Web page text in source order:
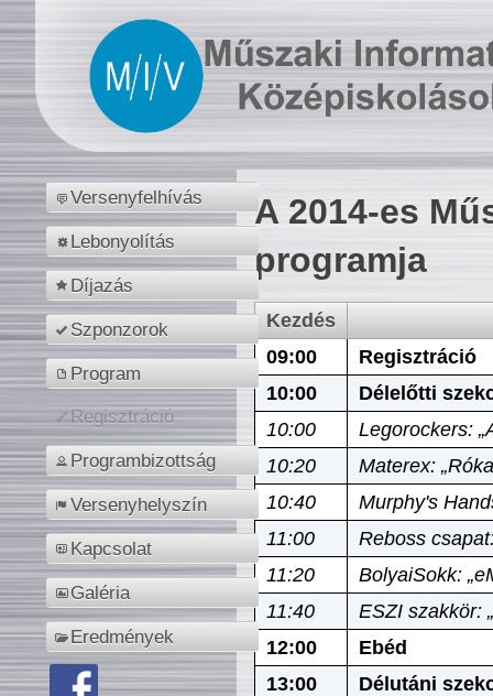
Versenyfelhívás
Lebonyolítás
Díjazás
Szponzorok
Program
Regisztráció
Programbizottság
Versenyhelyszín
Kapcsolat
Galéria
Eredmények
A 2014-es
programja
Kezdés
09:00
Regisztráció
10:00
Délelőtti
10:00
Legorockers:
10:20
Materex:
10:40
Murphy's
11:00
Reboss
11:20
BolyaiSokk:
11:40
ESZI szakkör:
12:00
Ebéd
13:00
Délutáni